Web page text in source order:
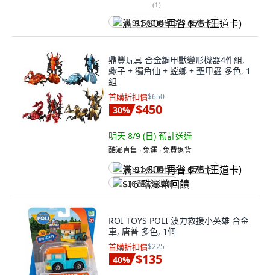
(1)
满 $1,500 再省 $75 (王道卡)
鼎豐玩具 合金鋼甲獸變形機器4件組,
蠍子 + 獨角仙 + 螳螂 + 聖甲蟲 多色, 1
組
首購折扣價$650
30% $450
明天 8/9 (日) 預計送達
酷澎直售 ∙ 免運 ∙ 免費退貨
满 $1,500 再省 $75 (王道卡)
$16 酷澎幣回饋
ROI TOYS POLI 波力救援小英雄 合金
車, 唐普 多色, 1個
首購折扣價$225
40% $135